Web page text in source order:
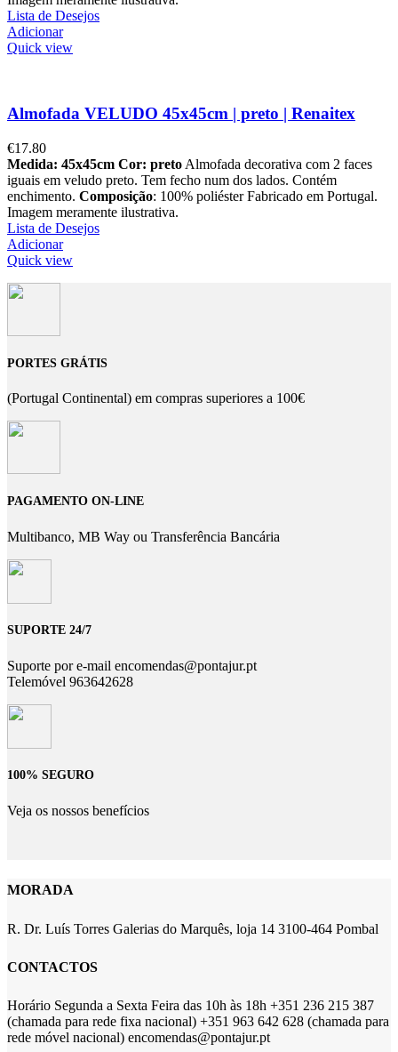
Lista de Desejos
Adicionar
Quick view
Almofada VELUDO 45x45cm | preto | Renaitex
€17.80
Medida: 45x45cm Cor: preto Almofada decorativa com 2 faces
iguais em veludo preto. Tem fecho num dos lados. Contém
enchimento. Composição: 100% poliéster Fabricado em Portugal.
Imagem meramente ilustrativa.
Lista de Desejos
Adicionar
Quick view
PORTES GRÁTIS
(Portugal Continental) em compras superiores a 100€
PAGAMENTO ON-LINE
Multibanco, MB Way ou Transferência Bancária
SUPORTE 24/7
Suporte por e-mail encomendas@pontajur.pt
Telemóvel 963642628
100% SEGURO
Veja os nossos benefícios
MORADA
R. Dr. Luís Torres Galerias do Marquês, loja 14 3100-464 Pombal
CONTACTOS
Horário Segunda a Sexta Feira das 10h às 18h +351 236 215 387
(chamada para rede fixa nacional) +351 963 642 628 (chamada para
rede móvel nacional) encomendas@pontajur.pt